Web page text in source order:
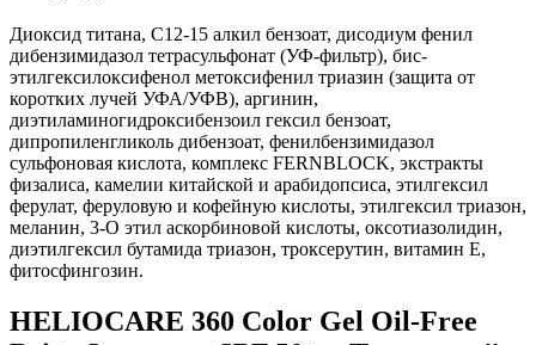
Диоксид титана, С12-15 алкил бензоат, дисодиум фенил
дибензимидазол тетрасульфонат (УФ-фильтр), бис-
этилгексилоксифенол метоксифенил триазин (защита от
коротких лучей УФА/УФВ), аргинин,
диэтиламиногидроксибензоил гексил бензоат,
дипропиленгликоль дибензоат, фенилбензимидазол
сульфоновая кислота, комплекс FERNBLOCK, экстракты
физалиса, камелии китайской и арабидопсиса, этилгексил
ферулат, феруловую и кофейную кислоты, этилгексил триазон,
меланин, 3-О этил аскорбиновой кислоты, оксотиазолидин,
диэтилгексил бутамида триазон, троксерутин, витамин Е,
фитосфингозин.
HELIOCARE 360 Color Gel Oil-Free